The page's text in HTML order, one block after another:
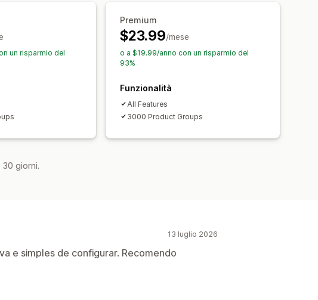
un risparmio del
Premium
$23.99/mese
o a $19.99/anno con un risparmio del
93%
Funzionalità
All Features
3000 Product Groups
30 giorni.
13 luglio 2026
e simples de configurar. Recomendo